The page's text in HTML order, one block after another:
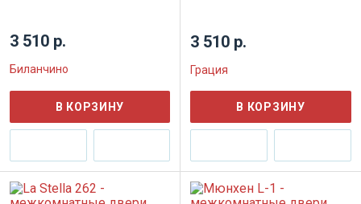
3 510 р.
Биланчино
В КОРЗИНУ
3 510 р.
Грация
В КОРЗИНУ